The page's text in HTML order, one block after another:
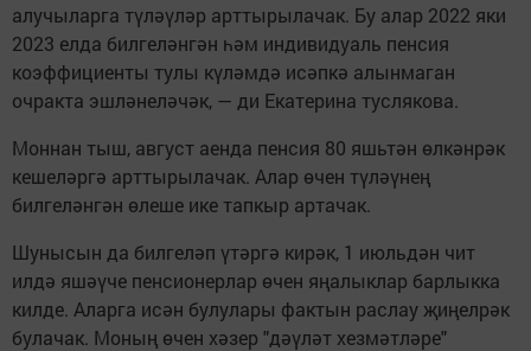
алучыларга түләүләр арттырылачак. Бу алар 2022 яки
2023 елда билгеләнгән һәм индивидуаль пенсия
коэффициенты тулы күләмдә исәпкә алынмаган
очракта эшләнеләчәк, — ди Екатерина туслякова.
Моннан тыш, август аенда пенсия 80 яшьтән өлкәнрәк
кешеләргә арттырылачак. Алар өчен түләүнең
билгеләнгән өлеше ике тапкыр артачак.
Шунысын да билгеләп үтәргә кирәк, 1 июльдән чит
илдә яшәүче пенсионерлар өчен яңалыклар барлыкка
килде. Аларга исән булулары фактын раслау җиңелрәк
булачак. Моның өчен хәзер "дәүләт хезмәтләре"